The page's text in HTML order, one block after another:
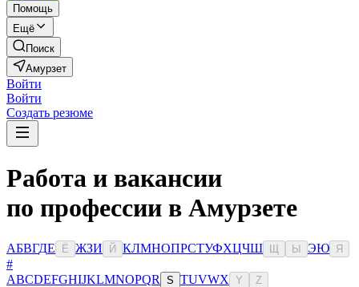
Помощь
Ещё
Поиск
Амурзет
Войти
Войти
Создать резюме
Работа и вакансии
по профессии в Амурзете
АБВГДЕ Ё ЖЗИ Й КЛМНОПРСТУФХЦЧШ Ы ЭЮ Я
#
ABCDEFGHIJKLMNOPQR S TUVWX Y Z